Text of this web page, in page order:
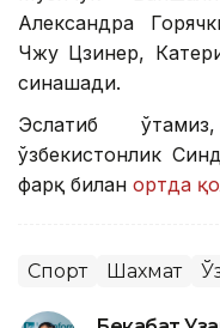
Александра
Чжу Цзинер,
синашади.
Эслатиб
ўзбекистонлик
фарқ билан ортда
Спорт Шахмат